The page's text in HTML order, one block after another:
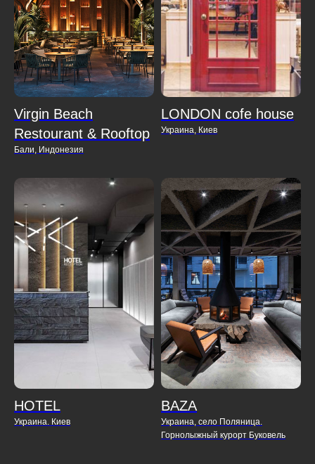
Virgin Beach
Restourant & Rooftop
Бали, Индонезия
LONDON cofe house
Украина, Киев
HOTEL
Украина. Киев
BAZA
Украина, село Поляница.
Горнолыжный курорт Буковель